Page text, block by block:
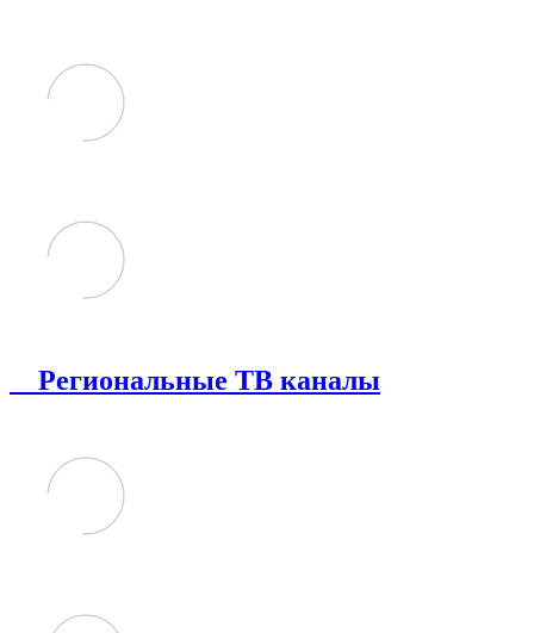
Региональные ТВ каналы